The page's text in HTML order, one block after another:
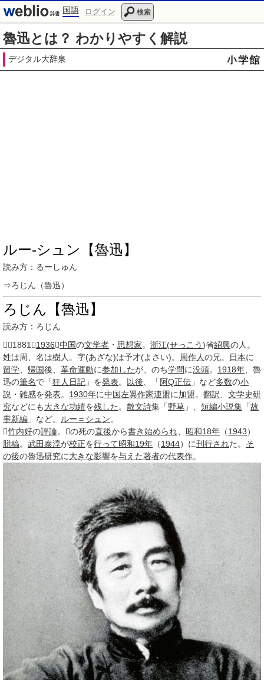
国語 ログイン 検索
魯迅とは？ わかりやすく解説
デジタル大辞泉
ルー‐シュン【魯迅】
読み方：るーしゅん
⇒ろじん（魯迅）
ろじん【魯迅】
読み方：ろじん
［1881～1936］中国の文学者 ・ 思想家。 浙江(せっこう)省紹興の人。
姓は周、名は樹人。字(あざな)は予才(よさい)。 周作人の兄。 日本に
留学
帰国後、 革命運動に参加したが、のち学問に没頭。 1918年 、魯
迅の筆名で「狂人日記 」を発表。 以後 、「 阿Q正伝 」など多数の小
説 ・ 雑感を発表。 1930年に中国左翼作家連盟に加盟。 翻訳
文学史研
究などにも大きな功績を残した 。 散文詩集「野草 」、 短編小説集 「故
事新編 」など。 ルー＝シュン。
竹内好の評論。の死の直後から書き始められ 昭和18年 （1943）
脱稿。 武田泰淳が校正を行って昭和19年 （1944）に刊行された。 そ
の後の魯迅研究に大きな影響を与えた著者の代表作。